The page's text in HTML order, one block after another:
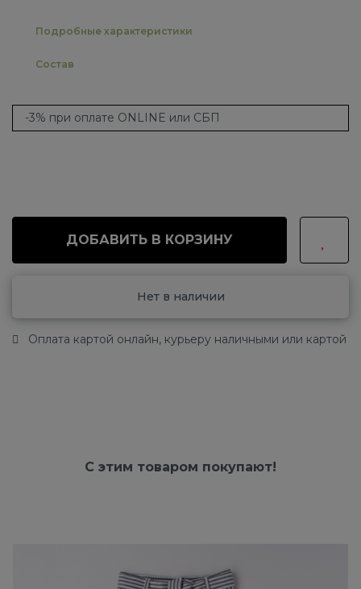
Подробные характеристики
Состав
-3% при оплате ONLINE или СБП
ДОБАВИТЬ В КОРЗИНУ
Нет в наличии
Оплата картой онлайн, курьеру наличными или картой
С этим товаром покупают!